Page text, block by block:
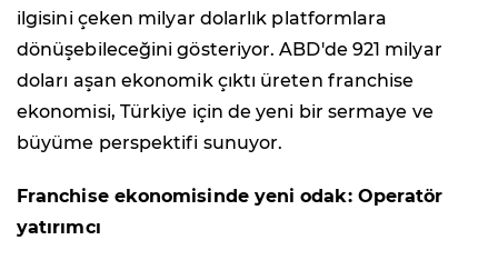
ilgisini çeken milyar dolarlık platformlara
dönüşebileceğini gösteriyor. ABD'de 921 milyar
doları aşan ekonomik çıktı üreten franchise
ekonomisi, Türkiye için de yeni bir sermaye ve
büyüme perspektifi sunuyor.
Franchise ekonomisinde yeni odak: Operatör
yatırımcı